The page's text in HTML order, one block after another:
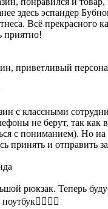
здесь эспандер
Всё прекрасного
приятно!
приветливый
с классными
не берут, так как
с пониманием). Но на
принять и отправить
рюкзак. Теперь